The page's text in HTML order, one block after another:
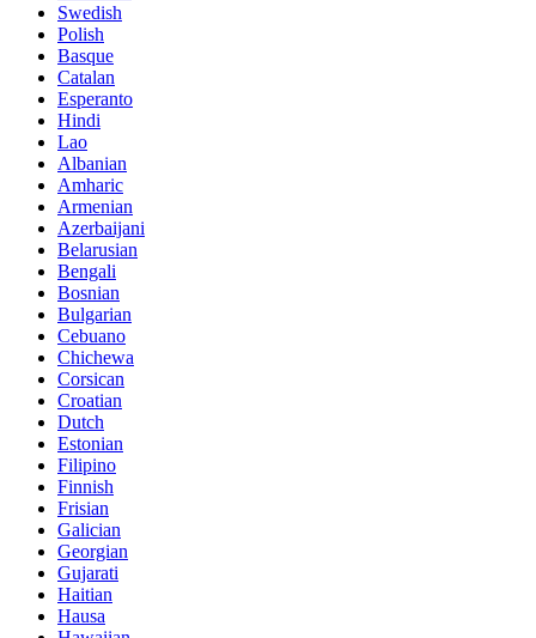
Swedish
Polish
Basque
Catalan
Esperanto
Hindi
Lao
Albanian
Amharic
Armenian
Azerbaijani
Belarusian
Bengali
Bosnian
Bulgarian
Cebuano
Chichewa
Corsican
Croatian
Dutch
Estonian
Filipino
Finnish
Frisian
Galician
Georgian
Gujarati
Haitian
Hausa